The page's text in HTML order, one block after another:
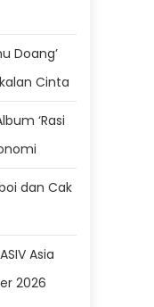
Doang’
Cinta
‘Rasi
dan Cak
Asia
2026